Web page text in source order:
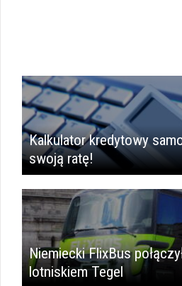
Kalkulator kredytowy
swoją ratę!
Niemiecki FlixBus
lotniskiem Tegel